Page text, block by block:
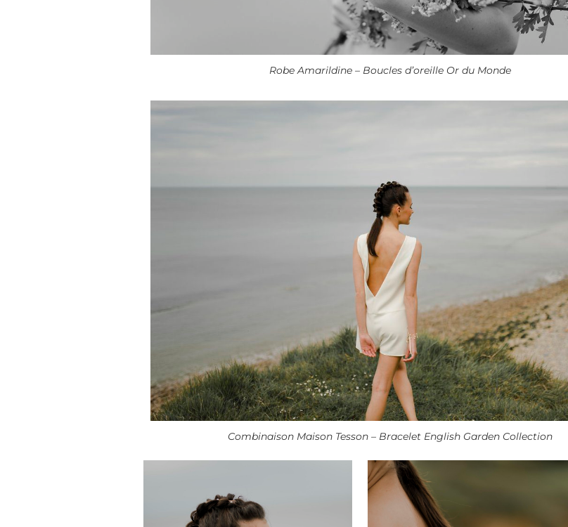
Robe Amarildine – Boucles d’oreille Or du Monde
Combinaison Maison Tesson – Bracelet English Garden Collection